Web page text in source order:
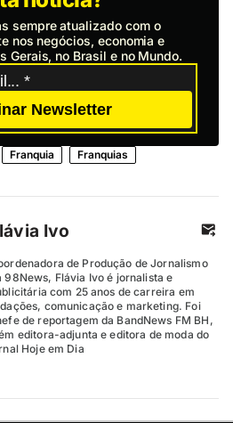
sempre atualizado com o
nos negócios, economia e
Gerais, no Brasil e no Mundo.
Newsletter
Franquia
Franquias
Ivo
de Produção de Jornalismo
98News, Flávia Ivo é jornalista e
com 25 anos de carreira em
comunicação e marketing. Foi
de reportagem da BandNews FM BH,
editora-adjunta e editora de moda do
Hoje em Dia